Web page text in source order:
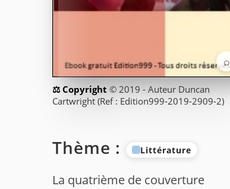
⌕
© 2019 - Auteur Duncan
Cartwright (Ref : Edition999-2019-2909-2)
Thème : Littérature
La quatrième de couverture